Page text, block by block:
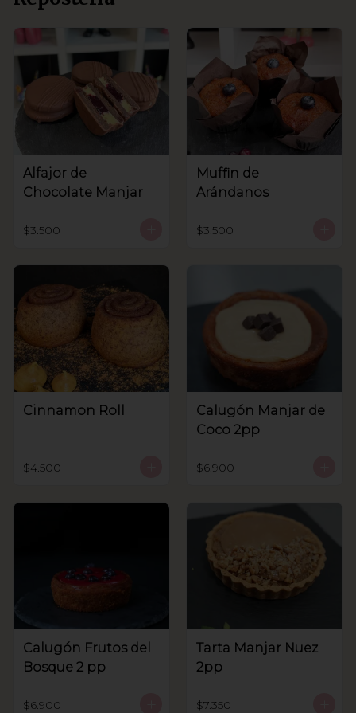
Alfajor de
Chocolate Manjar
$3.500
Muffin de
Arándanos
$3.500
Cinnamon Roll
$4.500
Calugón Manjar de
Coco 2pp
$6.900
Calugón Frutos del
Bosque 2 pp
$6.900
Tarta Manjar Nuez
2pp
$7.350